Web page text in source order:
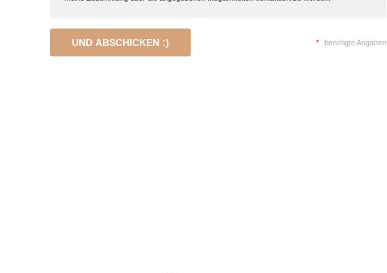
UND ABSCHICKEN :) * benötigte Angaben